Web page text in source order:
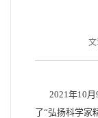
2021年10月
了“弘扬科学家